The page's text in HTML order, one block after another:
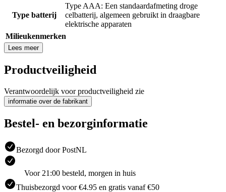
Type batterij
Type AAA: Een standaardafmeting droge
celbatterij, algemeen gebruikt in draagbare
elektrische apparaten
Milieukenmerken
Lees meer
Productveiligheid
Verantwoordelijk voor productveiligheid zie
informatie over de fabrikant
Bestel- en bezorginformatie
Bezorgd door PostNL
Voor 21:00 besteld, morgen in huis
Thuisbezorgd voor €4.95 en gratis vanaf €50